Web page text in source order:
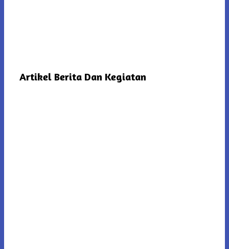
Artikel Berita Dan Kegiatan